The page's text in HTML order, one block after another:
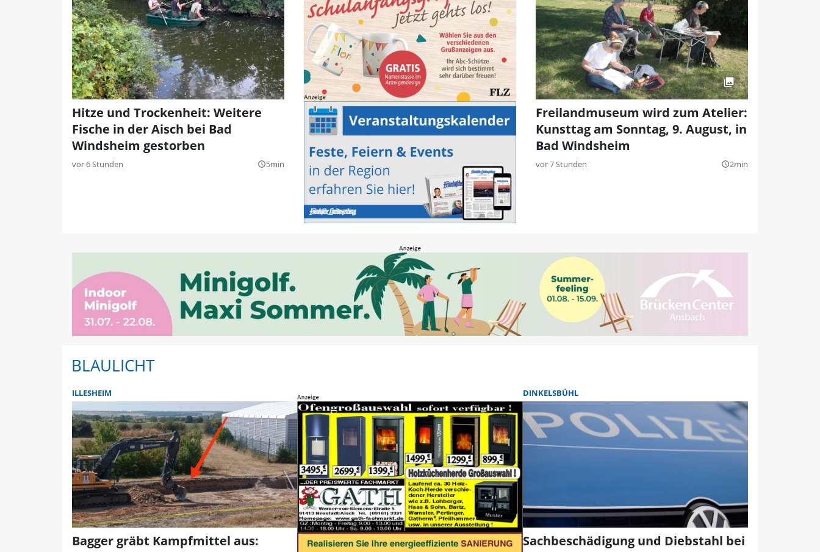
Hitze und Trockenheit: Weitere
Fische in der Aisch bei Bad
Windsheim gestorben
vor 6 Stunden query_builder5min
Freilandmuseum wird zum Atelier:
Kunsttag am Sonntag, 9. August, in
Bad Windsheim
vor 7 Stunden query_builder2min
BLAULICHT
ILLESHEIM
Bagger gräbt Kampfmittel aus:
DINKELSBÜHL
Sachbeschädigung und Diebstahl bei